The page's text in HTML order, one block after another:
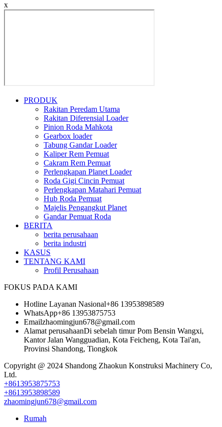
x
PRODUK
Rakitan Peredam Utama
Rakitan Diferensial Loader
Pinion Roda Mahkota
Gearbox loader
Tabung Gandar Loader
Kaliper Rem Pemuat
Cakram Rem Pemuat
Perlengkapan Planet Loader
Roda Gigi Cincin Pemuat
Perlengkapan Matahari Pemuat
Hub Roda Pemuat
Majelis Pengangkut Planet
Gandar Pemuat Roda
BERITA
berita perusahaan
berita industri
KASUS
TENTANG KAMI
Profil Perusahaan
FOKUS PADA KAMI
Hotline Layanan Nasional+86 13953898589
WhatsApp+86 13953875753
Emailzhaomingjun678@gmail.com
Alamat perusahaanDi sebelah timur Pom Bensin Wangxi,
Kantor Jalan Wangguadian, Kota Feicheng, Kota Tai'an,
Provinsi Shandong, Tiongkok
Copyright @ 2024 Shandong Zhaokun Konstruksi Machinery Co,
Ltd.
+8613953875753
+8613953898589
zhaomingjun678@gmail.com
Rumah